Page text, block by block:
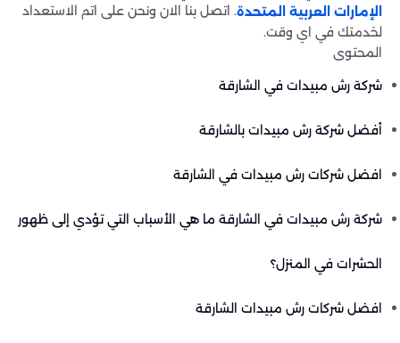
الإمارات العربية المتحدة. اتصل بنا الان ونحن على اتم الاستعداد
لخدمتك في اي وقت.
المحتوى
شركة رش مبيدات في الشارقة
أفضل شركة رش مبيدات بالشارقة
افضل شركات رش مبيدات في الشارقة
شركة رش مبيدات في الشارقة ما هي الأسباب التي تؤدي إلى ظهور
الحشرات في المنزل؟
افضل شركات رش مبيدات الشارقة